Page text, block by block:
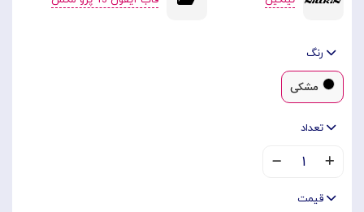
رنگ
مشکی
تعداد
۱
قیمت